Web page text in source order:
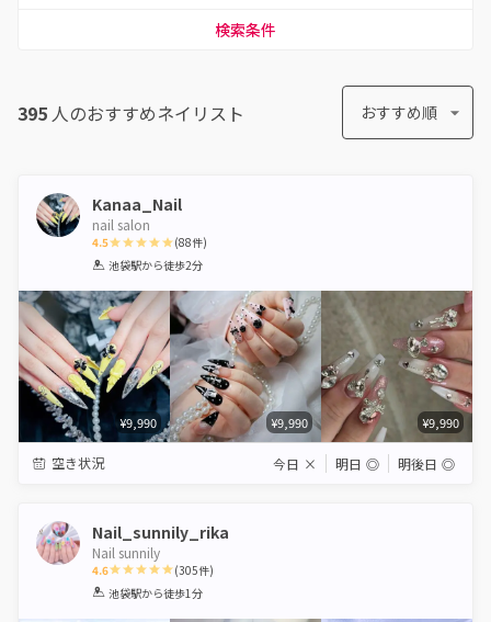
検索条件
395 人のおすすめネイリスト おすすめ順
Kanaa_Nail
nail salon
4.5
1 2 3 4 5
(88件)
池袋駅から徒歩2分
¥9,990 ¥9,990 ¥9,990
空き状況 今日 × 明日 ◎ 明後日 ◎
Nail_sunnily_rika
Nail sunnily
4.6
1 2 3 4 5
(305件)
池袋駅から徒歩1分